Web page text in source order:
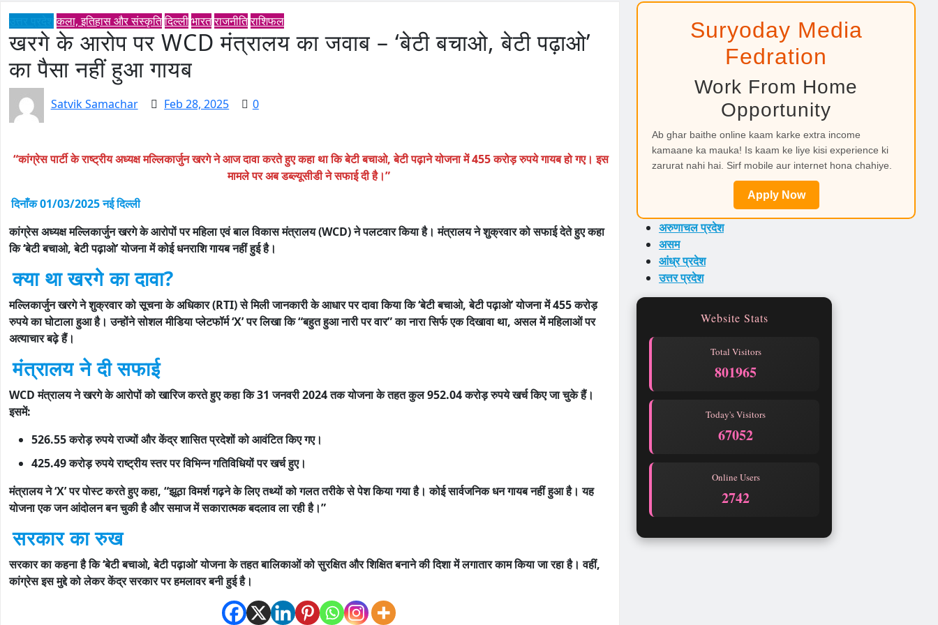
कला, इतिहास और संस्कृतिदिल्लीभारतराजनीतिराशिफल
खरगे के आरोप पर WCD मंत्रालय का जवाब – ‘बेटी बचाओ, बेटी पढ़ाओ’
का पैसा नहीं हुआ गायब
Satvik Samachar Feb 28, 2025 0
“कांग्रेस पार्टी के राष्ट्रीय अध्यक्ष मल्लिकार्जुन खरगे ने आज दावा करते हुए कहा था कि बेटी बचाओ, बेटी पढ़ाने योजना में 455 करोड़ रुपये गायब हो गए। इस
मामले पर अब डब्ल्यूसीडी ने सफाई दी है।”
दिनाँक 01/03/2025 नई दिल्ली
कांग्रेस अध्यक्ष मल्लिकार्जुन खरगे के आरोपों पर महिला एवं बाल विकास मंत्रालय (WCD) ने पलटवार किया है। मंत्रालय ने शुक्रवार को सफाई देते हुए कहा
कि ‘बेटी बचाओ, बेटी पढ़ाओ’ योजना में कोई धनराशि गायब नहीं हुई है।
क्या था खरगे का दावा?
मल्लिकार्जुन खरगे ने शुक्रवार को सूचना के अधिकार (RTI) से मिली जानकारी के आधार पर दावा किया कि ‘बेटी बचाओ, बेटी पढ़ाओ’ योजना में 455 करोड़
रुपये का घोटाला हुआ है। उन्होंने सोशल मीडिया प्लेटफॉर्म ‘X’ पर लिखा कि “बहुत हुआ नारी पर वार” का नारा सिर्फ एक दिखावा था, असल में महिलाओं पर
अत्याचार बढ़े हैं।
मंत्रालय ने दी सफाई
WCD मंत्रालय ने खरगे के आरोपों को खारिज करते हुए कहा कि 31 जनवरी 2024 तक योजना के तहत कुल 952.04 करोड़ रुपये खर्च किए जा चुके हैं।
इसमें:
526.55 करोड़ रुपये राज्यों और केंद्र शासित प्रदेशों को आवंटित किए गए।
425.49 करोड़ रुपये राष्ट्रीय स्तर पर विभिन्न गतिविधियों पर खर्च हुए।
मंत्रालय ने ‘X’ पर पोस्ट करते हुए कहा, “झूठा विमर्श गढ़ने के लिए तथ्यों को गलत तरीके से पेश किया गया है। कोई सार्वजनिक धन गायब नहीं हुआ है। यह
योजना एक जन आंदोलन बन चुकी है और समाज में सकारात्मक बदलाव ला रही है।”
सरकार का रुख
सरकार का कहना है कि ‘बेटी बचाओ, बेटी पढ़ाओ’ योजना के तहत बालिकाओं को सुरक्षित और शिक्षित बनाने की दिशा में लगातार काम किया जा रहा है। वहीं,
कांग्रेस इस मुद्दे को लेकर केंद्र सरकार पर हमलावर बनी हुई है।
Suryoday Media
Fedration
Work From Home
Opportunity
Ab ghar baithe online kaam karke extra income
kamaane ka mauka! Is kaam ke liye kisi experience ki
zarurat nahi hai. Sirf mobile aur internet hona chahiye.
Apply Now
अरुणाचल प्रदेश
असम
आंध्र प्रदेश
उत्तर प्रदेश
Website Stats
Total Visitors
801965
Today's Visitors
67052
Online Users
2742